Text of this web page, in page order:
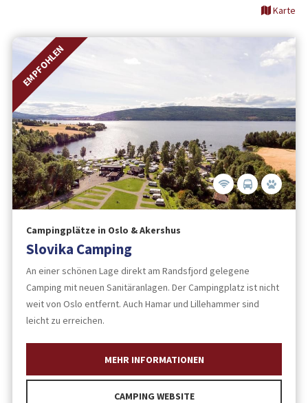
Karte
EMPFOHLEN
Campingplätze in Oslo & Akershus
Slovika Camping
An einer schönen Lage direkt am Randsfjord gelegene
Camping mit neuen Sanitäranlagen. Der Campingplatz ist nicht
weit von Oslo entfernt. Auch Hamar und Lillehammer sind
leicht zu erreichen.
MEHR INFORMATIONEN
CAMPING WEBSITE